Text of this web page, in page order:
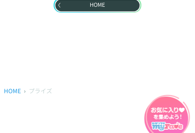
HOME
HOME プライズ